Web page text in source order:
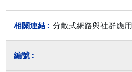
分散式網路與社群應用